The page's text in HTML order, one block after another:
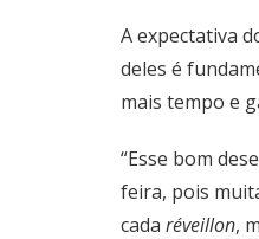
A expectativa
deles é
mais tempo e
“Esse bom
feira, pois
cada réveillon,